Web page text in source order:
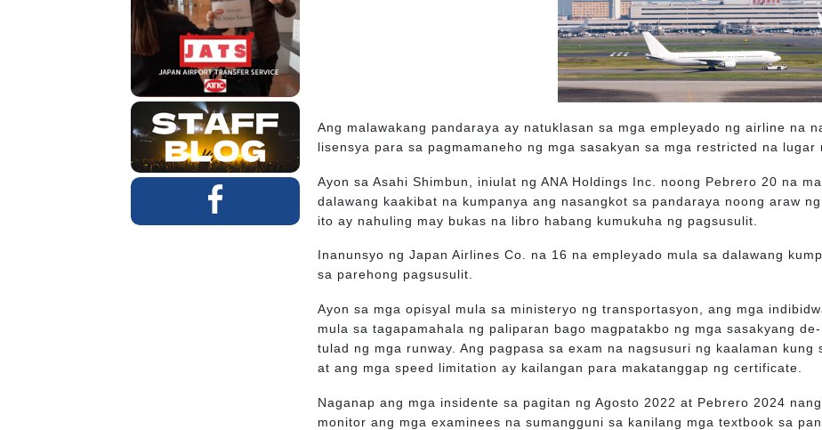
Ang malawakang pandaraya ay natuklasan sa mga empleyado ng airline na
lisensya para sa pagmamaneho ng mga sasakyan sa mga restricted na lugar
Ayon sa Asahi Shimbun, iniulat ng ANA Holdings Inc. noong Pebrero 20 na
dalawang kaakibat na kumpanya ang nasangkot sa pandaraya noong araw
ito ay nahuling may bukas na libro habang kumukuha ng pagsusulit.
Inanunsyo ng Japan Airlines Co. na 16 na empleyado mula sa dalawang
sa parehong pagsusulit.
Ayon sa mga opisyal mula sa ministeryo ng transportasyon, ang mga
mula sa tagapamahala ng paliparan bago magpatakbo ng mga sasakyang
tulad ng mga runway. Ang pagpasa sa exam na nagsusuri ng kaalaman kung
at ang mga speed limitation ay kailangan para makatanggap ng certificate.
Naganap ang mga insidente sa pagitan ng Agosto 2022 at Pebrero 2024
monitor ang mga examinees na sumangguni sa kanilang mga textbook sa